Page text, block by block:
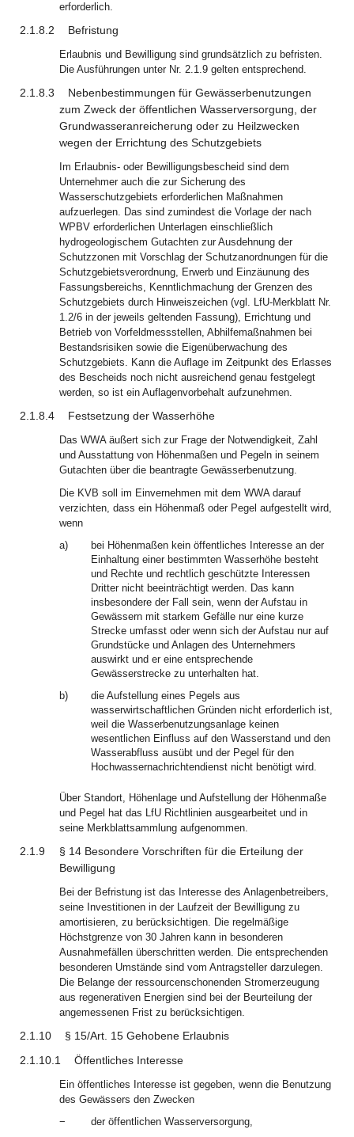
erforderlich.
2.1.8.2 Befristung
Erlaubnis und Bewilligung sind grundsätzlich zu befristen.
Die Ausführungen unter Nr. 2.1.9 gelten entsprechend.
2.1.8.3
Nebenbestimmungen für Gewässerbenutzungen
zum Zweck der öffentlichen Wasserversorgung, der
Grundwasseranreicherung oder zu Heilzwecken
wegen der Errichtung des Schutzgebiets
Im Erlaubnis- oder Bewilligungsbescheid sind dem
Unternehmer auch die zur Sicherung des
Wasserschutzgebiets erforderlichen Maßnahmen
aufzuerlegen. Das sind zumindest die Vorlage der nach
WPBV erforderlichen Unterlagen einschließlich
hydrogeologischem Gutachten zur Ausdehnung der
Schutzzonen mit Vorschlag der Schutzanordnungen für die
Schutzgebietsverordnung, Erwerb und Einzäunung des
Fassungsbereichs, Kenntlichmachung der Grenzen des
Schutzgebiets durch Hinweiszeichen (vgl. LfU-Merkblatt Nr.
1.2/6 in der jeweils geltenden Fassung), Errichtung und
Betrieb von Vorfeldmessstellen, Abhilfemaßnahmen bei
Bestandsrisiken sowie die Eigenüberwachung des
Schutzgebiets. Kann die Auflage im Zeitpunkt des Erlasses
des Bescheids noch nicht ausreichend genau festgelegt
werden, so ist ein Auflagenvorbehalt aufzunehmen.
2.1.8.4 Festsetzung der Wasserhöhe
Das WWA äußert sich zur Frage der Notwendigkeit, Zahl
und Ausstattung von Höhenmaßen und Pegeln in seinem
Gutachten über die beantragte Gewässerbenutzung.
Die KVB soll im Einvernehmen mit dem WWA darauf
verzichten, dass ein Höhenmaß oder Pegel aufgestellt wird,
wenn
a)
bei Höhenmaßen kein öffentliches Interesse an der
Einhaltung einer bestimmten Wasserhöhe besteht
und Rechte und rechtlich geschützte Interessen
Dritter nicht beeinträchtigt werden. Das kann
insbesondere der Fall sein, wenn der Aufstau in
Gewässern mit starkem Gefälle nur eine kurze
Strecke umfasst oder wenn sich der Aufstau nur auf
Grundstücke und Anlagen des Unternehmers
auswirkt und er eine entsprechende
Gewässerstrecke zu unterhalten hat.
b)
die Aufstellung eines Pegels aus
wasserwirtschaftlichen Gründen nicht erforderlich ist,
weil die Wasserbenutzungsanlage keinen
wesentlichen Einfluss auf den Wasserstand und den
Wasserabfluss ausübt und der Pegel für den
Hochwassernachrichtendienst nicht benötigt wird.
Über Standort, Höhenlage und Aufstellung der Höhenmaße
und Pegel hat das LfU Richtlinien ausgearbeitet und in
seine Merkblattsammlung aufgenommen.
2.1.9
§ 14 Besondere Vorschriften für die Erteilung der
Bewilligung
Bei der Befristung ist das Interesse des Anlagenbetreibers,
seine Investitionen in der Laufzeit der Bewilligung zu
amortisieren, zu berücksichtigen. Die regelmäßige
Höchstgrenze von 30 Jahren kann in besonderen
Ausnahmefällen überschritten werden. Die entsprechenden
besonderen Umstände sind vom Antragsteller darzulegen.
Die Belange der ressourcenschonenden Stromerzeugung
aus regenerativen Energien sind bei der Beurteilung der
angemessenen Frist zu berücksichtigen.
2.1.10
§ 15/Art. 15 Gehobene Erlaubnis
2.1.10.1
Öffentliches Interesse
Ein öffentliches Interesse ist gegeben, wenn die Benutzung
des Gewässers den Zwecken
−
der öffentlichen Wasserversorgung,